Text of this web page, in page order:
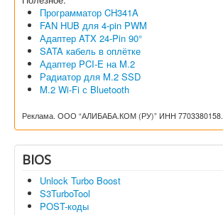
Программатор CH341A
FAN HUB для 4-pin PWM
Адаптер ATX 24-Pin 90°
SATA кабель в оплётке
Адаптер PCI-E на M.2
Радиатор для M.2 SSD
M.2 Wi-Fi с Bluetooth
Реклама. ООО “АЛИБАБА.КОМ (РУ)” ИНН 7703380158.
BIOS
Unlock Turbo Boost
S3TurboTool
POST-коды